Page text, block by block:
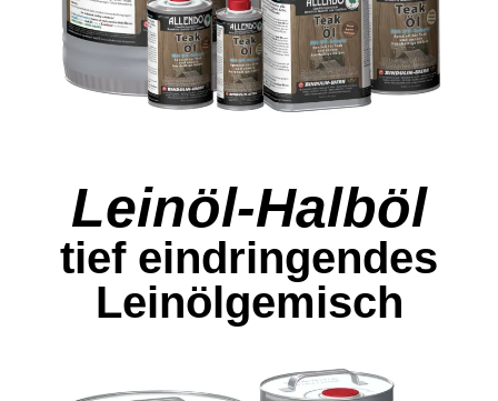
Leinöl-Halböl
tief eindringendes
Leinölgemisch